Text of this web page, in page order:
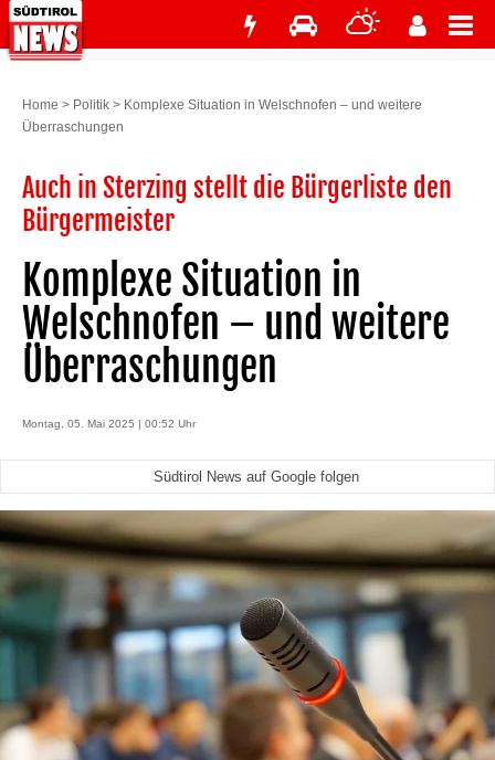
Home > Politik > Komplexe Situation in Welschnofen – und weitere
Überraschungen
Auch in Sterzing stellt die Bürgerliste den
Bürgermeister
Komplexe Situation in
Welschnofen – und weitere
Überraschungen
Montag, 05. Mai 2025 | 00:52 Uhr
Südtirol News auf Google folgen